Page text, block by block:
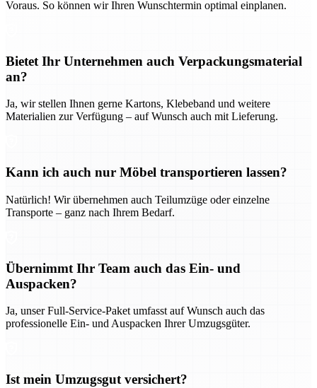
Voraus. So können wir Ihren Wunschtermin optimal einplanen.
Bietet Ihr Unternehmen auch Verpackungsmaterial
an?
Ja, wir stellen Ihnen gerne Kartons, Klebeband und weitere
Materialien zur Verfügung – auf Wunsch auch mit Lieferung.
Kann ich auch nur Möbel transportieren lassen?
Natürlich! Wir übernehmen auch Teilumzüge oder einzelne
Transporte – ganz nach Ihrem Bedarf.
Übernimmt Ihr Team auch das Ein- und
Auspacken?
Ja, unser Full-Service-Paket umfasst auf Wunsch auch das
professionelle Ein- und Auspacken Ihrer Umzugsgüter.
Ist mein Umzugsgut versichert?